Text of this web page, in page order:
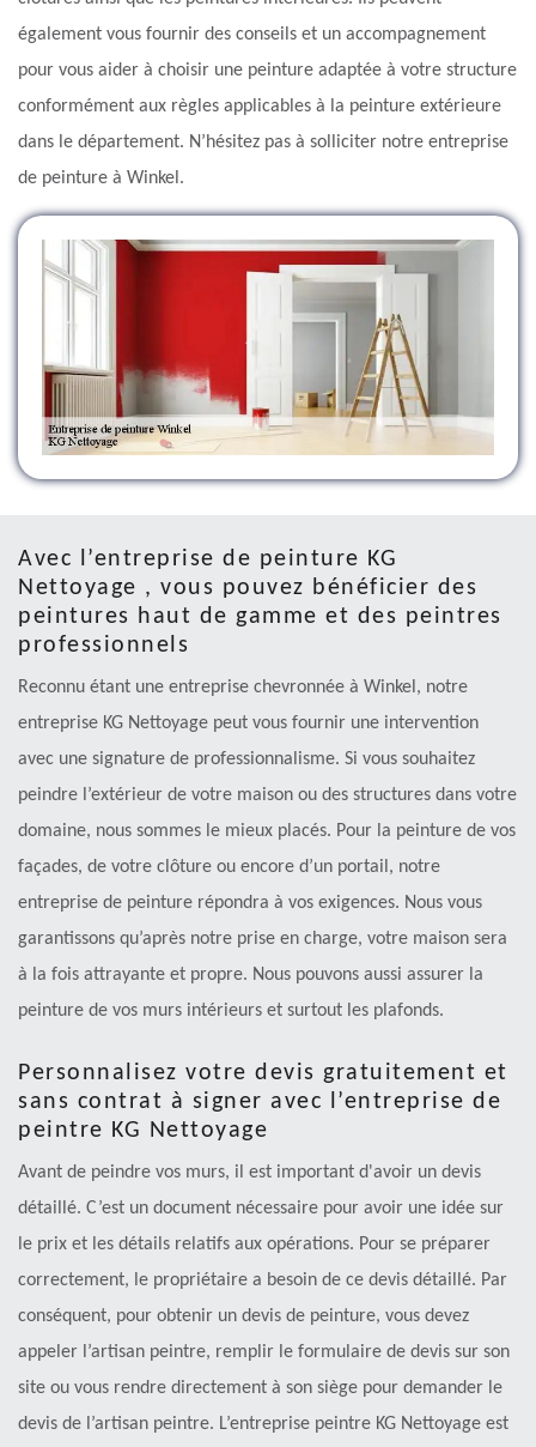
également vous fournir des conseils et un accompagnement
pour vous aider à choisir une peinture adaptée à votre structure
conformément aux règles applicables à la peinture extérieure
dans le département. N’hésitez pas à solliciter notre entreprise
de peinture à Winkel.
Avec l’entreprise de peinture KG
Nettoyage , vous pouvez bénéficier des
peintures haut de gamme et des peintres
professionnels
Reconnu étant une entreprise chevronnée à Winkel, notre
entreprise KG Nettoyage peut vous fournir une intervention
avec une signature de professionnalisme. Si vous souhaitez
peindre l’extérieur de votre maison ou des structures dans votre
domaine, nous sommes le mieux placés. Pour la peinture de vos
façades, de votre clôture ou encore d’un portail, notre
entreprise de peinture répondra à vos exigences. Nous vous
garantissons qu’après notre prise en charge, votre maison sera
à la fois attrayante et propre. Nous pouvons aussi assurer la
peinture de vos murs intérieurs et surtout les plafonds.
Personnalisez votre devis gratuitement et
sans contrat à signer avec l’entreprise de
peintre KG Nettoyage
Avant de peindre vos murs, il est important d'avoir un devis
détaillé. C’est un document nécessaire pour avoir une idée sur
le prix et les détails relatifs aux opérations. Pour se préparer
correctement, le propriétaire a besoin de ce devis détaillé. Par
conséquent, pour obtenir un devis de peinture, vous devez
appeler l’artisan peintre, remplir le formulaire de devis sur son
site ou vous rendre directement à son siège pour demander le
devis de l’artisan peintre. L’entreprise peintre KG Nettoyage est